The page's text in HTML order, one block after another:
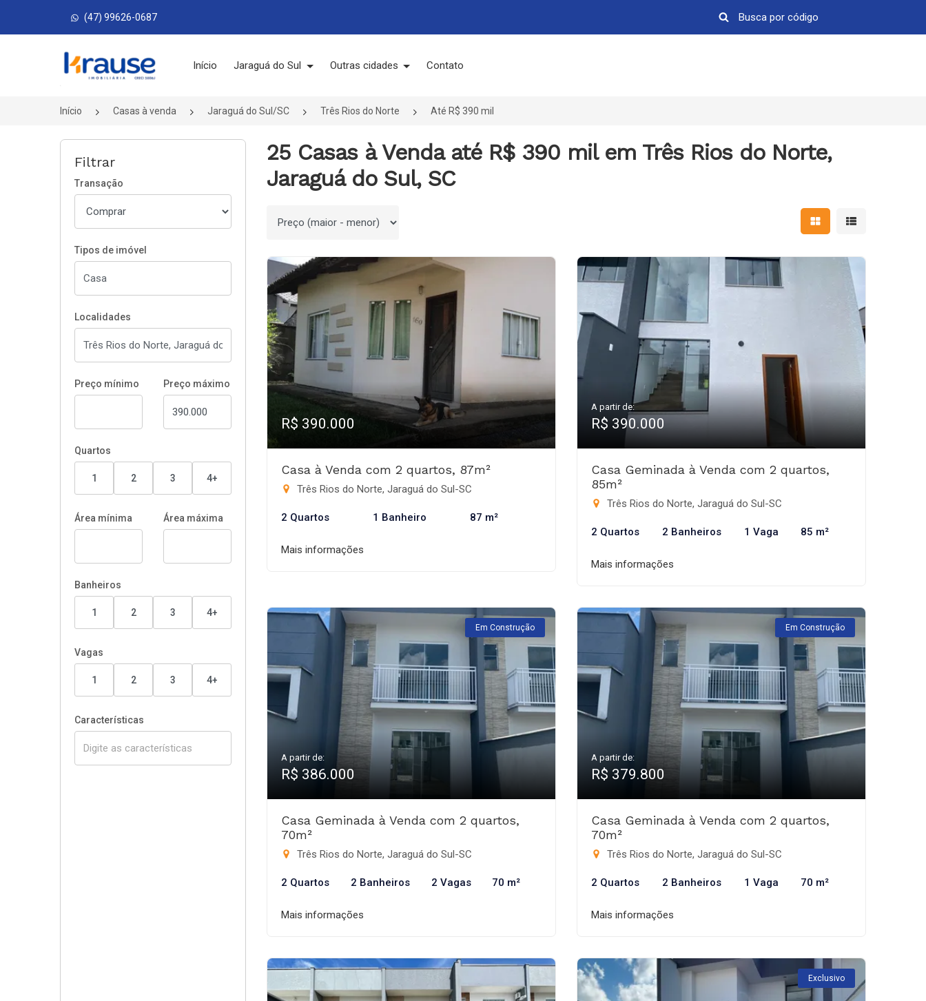
(47) 99626-0687
Página inicial
Início Jaraguá do Sul Outras cidades Contato
Início Casas à venda Jaraguá do Sul/SC Três Rios do Norte Até R$ 390 mil
Filtrar
Transação
Tipos de imóvel
Localidades
Preço mínimo Preço máximo
Quartos
1 2 3 4+
Área mínima Área máxima
Banheiros
1 2 3 4+
Vagas
1 2 3 4+
Características
25 Casas à Venda até R$ 390 mil em Três Rios do Norte,
Jaraguá do Sul, SC
Ordenar por Mostrar resultados em
Mostrar
R$ 390.000
Casa à Venda com 2 quartos, 87m²
Três Rios do Norte, Jaraguá do Sul-SC
2 Quartos 1 Banheiro 87 m²
Mais informações
A partir de:
R$ 390.000
Casa Geminada à Venda com 2 quartos,
85m²
Três Rios do Norte, Jaraguá do Sul-SC
2 Quartos 2 Banheiros 1 Vaga 85 m²
Mais informações
Em Construção
A partir de:
R$ 386.000
Casa Geminada à Venda com 2 quartos,
70m²
Três Rios do Norte, Jaraguá do Sul-SC
2 Quartos 2 Banheiros 2 Vagas 70 m²
Mais informações
Em Construção
A partir de:
R$ 379.800
Casa Geminada à Venda com 2 quartos,
70m²
Três Rios do Norte, Jaraguá do Sul-SC
2 Quartos 2 Banheiros 1 Vaga 70 m²
Mais informações
Exclusivo